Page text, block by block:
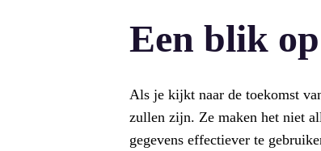
Een blik
Als je kijkt naar de toekomst
zullen zijn. Ze maken het niet
gegevens effectiever te